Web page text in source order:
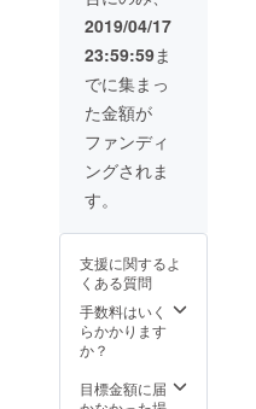
2019/04/17
23:59:59ま
でに集まっ
た金額が
ファンディ
ングされま
す。
支援に関するよ
くある質問
手数料はいく
らかかります
か？
目標金額に届